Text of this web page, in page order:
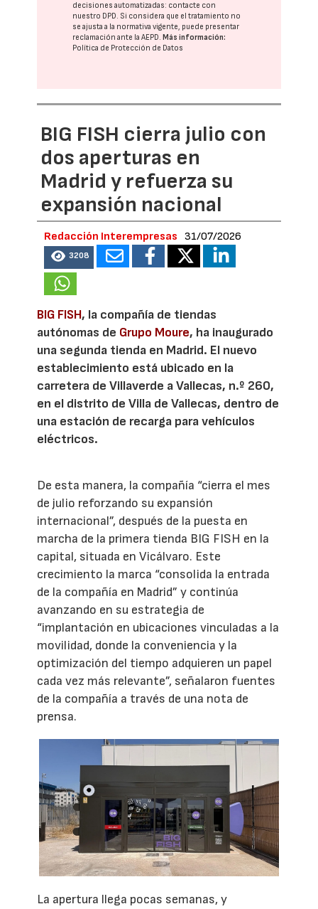
decisiones automatizadas: contacte con
nuestro DPD. Si considera que el tratamiento no
se ajusta a la normativa vigente, puede presentar
reclamación ante laAEPD. Más información:
Política de Protección de Datos
BIG FISH cierra julio con
dos aperturas en
Madrid y refuerza su
expansión nacional
Redacción Interempresas 31/07/2026
3208
BIG FISH, la compañía de tiendas
autónomas de Grupo Moure, ha inaugurado
una segunda tienda en Madrid. El nuevo
establecimiento está ubicado en la
carretera de Villaverde a Vallecas, n.º 260,
en el distrito de Villa de Vallecas, dentro de
una estación de recarga para vehículos
eléctricos.
De esta manera, la compañía “cierra el mes
de julio reforzando su expansión
internacional”, después de la puesta en
marcha de la primera tienda BIG FISH en la
capital, situada en Vicálvaro. Este
crecimiento la marca “consolida la entrada
de la compañía en Madrid” y continúa
avanzando en su estrategia de
“implantación en ubicaciones vinculadas a la
movilidad, donde la conveniencia y la
optimización del tiempo adquieren un papel
cada vez más relevante”, señalaron fuentes
de la compañía a través de una nota de
prensa.
La apertura llega pocas semanas, y